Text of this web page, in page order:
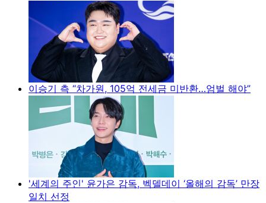
이승기 측 “차가원, 105억 전세금 미반환…엄벌 해야”
'세계의 주인' 윤가은 감독, 벡델데이 ‘올해의 감독’ 만장
일치 선정